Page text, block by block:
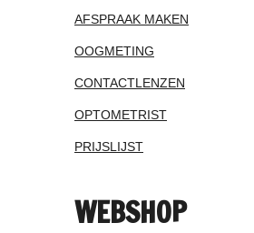
AFSPRAAK MAKEN
OOGMETING
CONTACTLENZEN
OPTOMETRIST
PRIJSLIJST
WEBSHOP